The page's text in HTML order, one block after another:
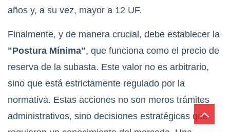
años y, a su vez, mayor a 12 UF.
Finalmente, y de manera crucial, debe establecer la
"Postura Mínima", que funciona como el precio de
reserva de la subasta. Este valor no es arbitrario,
sino que está estrictamente regulado por la
normativa. Estas acciones no son meros trámites
administrativos, sino decisiones estratégicas que